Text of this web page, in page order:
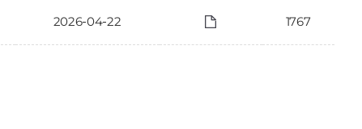
2026-04-22 1767